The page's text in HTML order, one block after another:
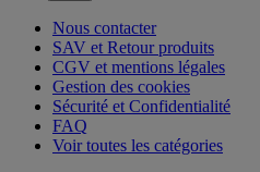
Nous contacter
SAV et Retour produits
CGV et mentions légales
Gestion des cookies
Sécurité et Confidentialité
FAQ
Voir toutes les catégories